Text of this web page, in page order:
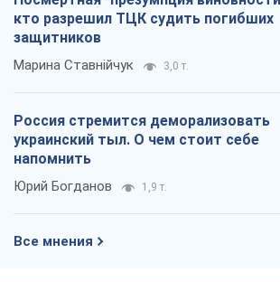
кто разрешил ТЦК судить погибших
защитников
Марина Ставнійчук 3,0 т.
Россия стремится деморализовать
украинский тыл. О чем стоит себе
напомнить
Юрий Богданов 1,9 т.
Все мнения